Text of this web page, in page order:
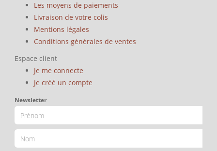
Les moyens de paiements
Livraison de votre colis
Mentions légales
Conditions générales de ventes
Espace client
Je me connecte
Je créé un compte
Newsletter